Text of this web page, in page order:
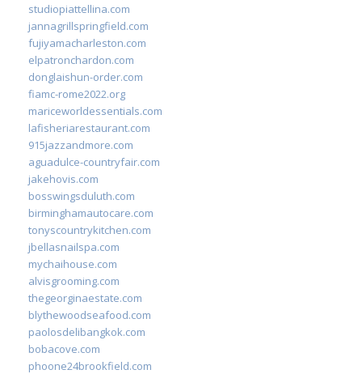
studiopiattellina.com
jannagrillspringfield.com
fujiyamacharleston.com
elpatronchardon.com
donglaishun-order.com
fiamc-rome2022.org
mariceworldessentials.com
lafisheriarestaurant.com
915jazzandmore.com
aguadulce-countryfair.com
jakehovis.com
bosswingsduluth.com
birminghamautocare.com
tonyscountrykitchen.com
jbellasnailspa.com
mychaihouse.com
alvisgrooming.com
thegeorginaestate.com
blythewoodseafood.com
paolosdelibangkok.com
bobacove.com
phoone24brookfield.com